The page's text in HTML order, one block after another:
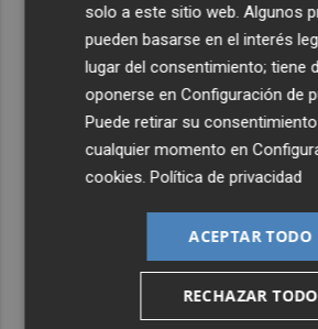
solo a este sitio web. Algunos
pueden basarse en el interés
lugar del consentimiento; tiene
oponerse enConfiguración de
Puede retirar su
cualquier momento en
cookies .Política de privacidad
ACEPTAR TODO
RECHAZAR TODO